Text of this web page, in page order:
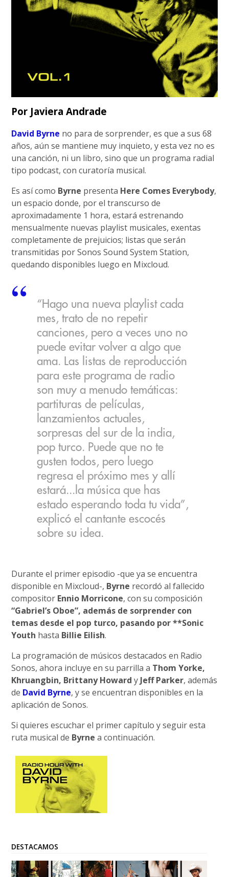
Por Javiera Andrade
David Byrne no para de sorprender, es que a sus 68
años, aún se mantiene muy inquieto, y esta vez no es
una canción, ni un libro, sino que un programa radial
tipo podcast, con curatoría musical.
Es así como Byrne presenta Here Comes Everybody,
un espacio donde, por el transcurso de
aproximadamente 1 hora, estará estrenando
mensualmente nuevas playlist musicales, exentas
completamente de prejuicios; listas que serán
transmitidas por Sonos Sound System Station,
quedando disponibles luego en Mixcloud.
“Hago una nueva playlist cada
mes, trato de no repetir
canciones, pero a veces uno no
puede evitar volver a algo que
ama. Las listas de reproducción
para este programa de radio
son muy a menudo temáticas:
partituras de películas,
lanzamientos actuales,
sorpresas del sur de la india,
pop turco. Puede que no te
gusten todos, pero luego
regresa el próximo mes y allí
estará...la música que has
estado esperando toda tu vida”,
explicó el cantante escocés
sobre su idea.
Durante el primer episodio -que ya se encuentra
disponible en Mixcloud-, Byrne recordó al fallecido
compositor Ennio Morricone, con su composición
“Gabriel’s Oboe”, además de sorprender con
temas desde el pop turco, pasando por **Sonic
Youth hasta Billie Eilish.
La programación de músicos destacados en Radio
Sonos, ahora incluye en su parrilla a Thom Yorke,
Khruangbin, Brittany Howard y Jeff Parker, además
de David Byrne, y se encuentran disponibles en la
aplicación de Sonos.
Si quieres escuchar el primer capítulo y seguir esta
ruta musical de Byrne a continuación.
DESTACAMOS